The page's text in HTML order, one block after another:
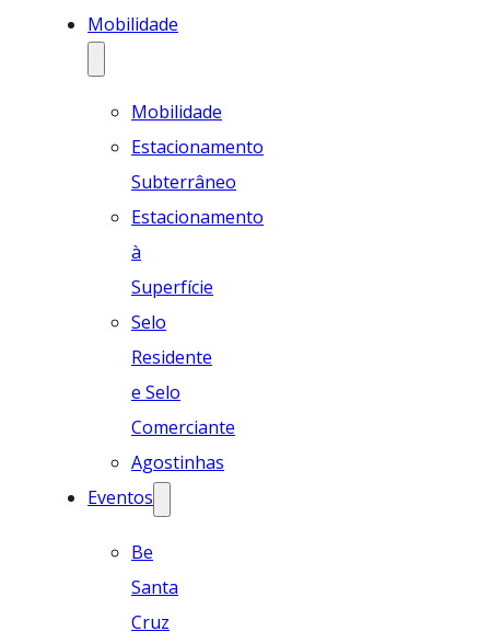
Mobilidade
Mobilidade
Estacionamento
Subterrâneo
Estacionamento
à
Superfície
Selo
Residente
e Selo
Comerciante
Agostinhas
Eventos
Be
Santa
Cruz